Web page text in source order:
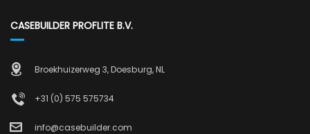
CASEBUILDER PROFLITE B.V.
Broekhuizerweg 3, Doesburg, NL
+31 (0) 575 575734
info@casebuilder.com